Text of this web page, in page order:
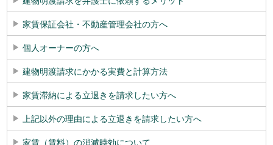
家賃保証会社・不動産管理会社の方へ
個人オーナーの方へ
建物明渡請求にかかる実費と計算方法
家賃滞納による立退きを請求したい方へ
上記以外の理由による立退きを請求したい方へ
家賃（賃料）の消滅時効について